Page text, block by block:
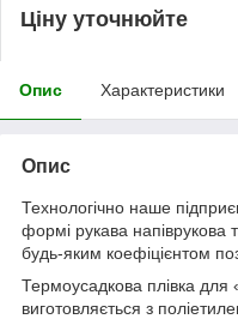
Ціну уточнюйте
Опис Характеристики
Опис
Технологічно наше
формі рукава напіврукова
будь-яким коефіцієнтом
Термоусадкова плівка для
виготовляється з